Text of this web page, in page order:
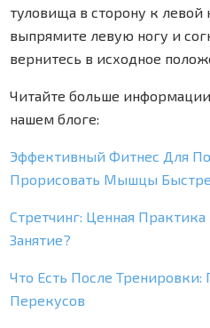
туловища в сторону к левой
выпрямите левую ногу и
вернитесь в исходное
Читайте больше
нашем блоге:
Эффективный Фитнес Для
Прорисовать Мышцы
Стретчинг: Ценная
Занятие?
Что Есть После
Перекусов